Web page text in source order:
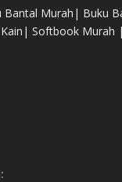
Bantal Murah| Buku
Softbook Murah